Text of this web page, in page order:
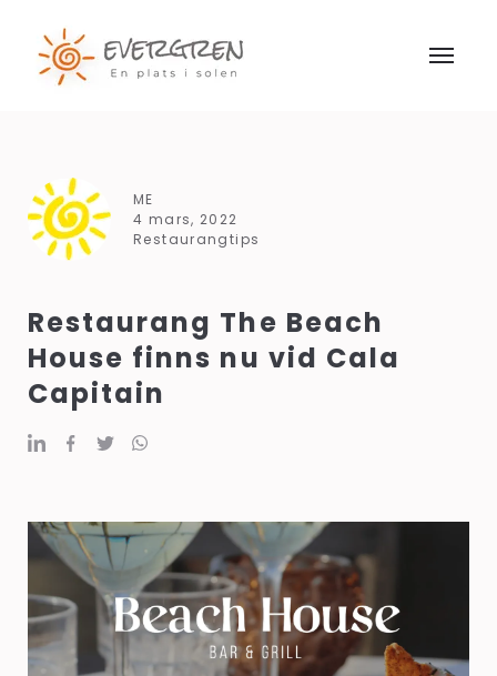
ME
4 mars, 2022
Restaurangtips
Restaurang The Beach
House finns nu vid Cala
Capitain